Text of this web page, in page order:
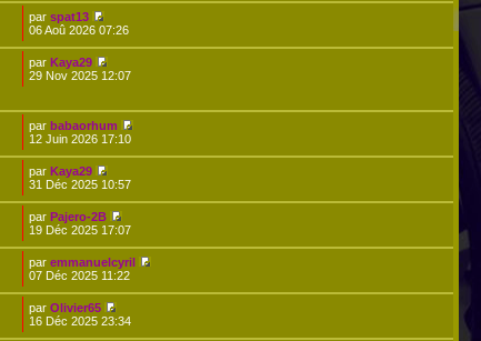
parspat13
06 Aoû 2026 07:26
parKaya29
29 Nov 2025 12:07
parbabaorhum
12 Juin 2026 17:10
parKaya29
31 Déc 2025 10:57
parPajero-2B
19 Déc 2025 17:07
paremmanuelcyril
07 Déc 2025 11:22
parOlivier65
16 Déc 2025 23:34